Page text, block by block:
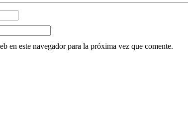
en este navegador para la próxima vez que comente.